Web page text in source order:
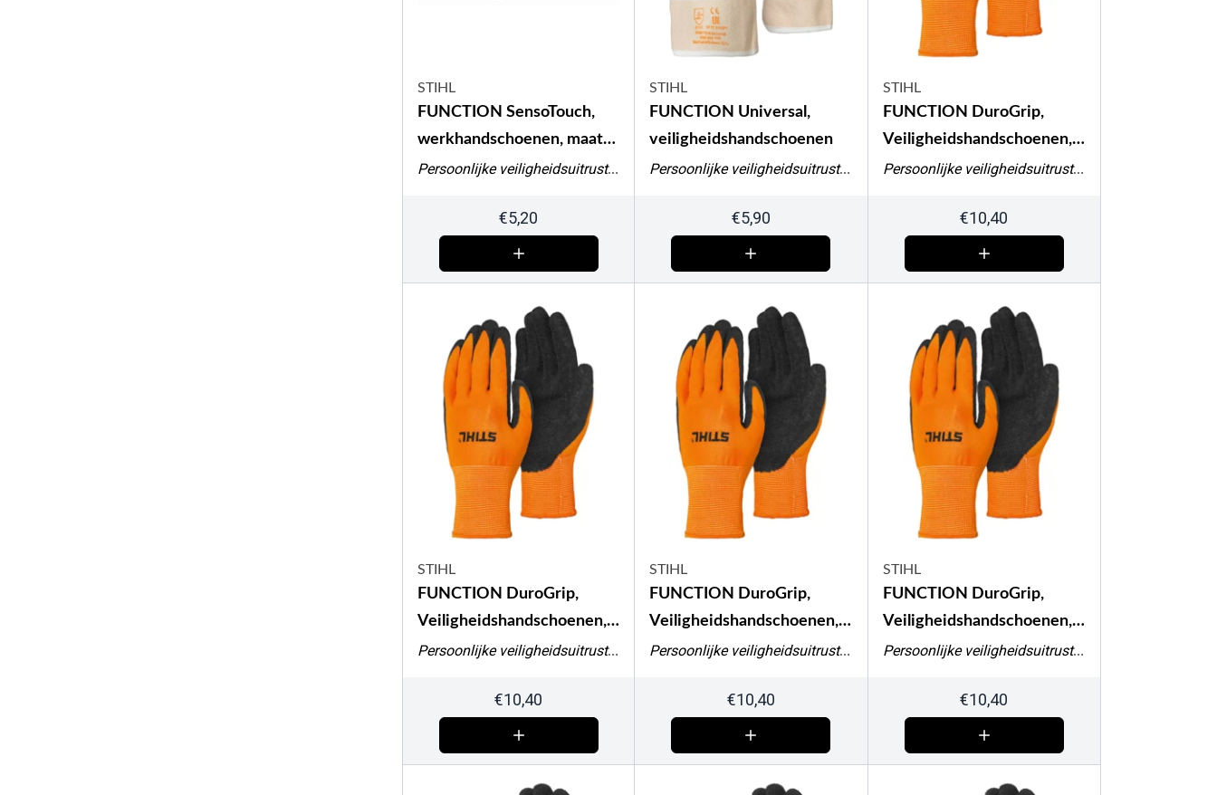
STIHL
FUNCTION SensoTouch,
werkhandschoenen, maat
XL
Persoonlijke veiligheidsuitrusting
€5,20
STIHL
FUNCTION Universal,
veiligheidshandschoenen
Persoonlijke veiligheidsuitrusting
€5,90
STIHL
FUNCTION DuroGrip,
Veiligheidshandschoenen,
maat L
Persoonlijke veiligheidsuitrusting
€10,40
STIHL
FUNCTION DuroGrip,
Veiligheidshandschoenen,
maat M
Persoonlijke veiligheidsuitrusting
€10,40
STIHL
FUNCTION DuroGrip,
Veiligheidshandschoenen,
maat S
Persoonlijke veiligheidsuitrusting
€10,40
STIHL
FUNCTION DuroGrip,
Veiligheidshandschoenen,
maat XL
Persoonlijke veiligheidsuitrusting
€10,40